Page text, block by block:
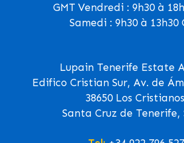
GMT Vendredi : 9h30 à
Samedi : 9h30 à 13h30
Lupain Tenerife Estate
Edifico Cristian Sur, Av. de
38650 Los
Santa Cruz de Tenerife,